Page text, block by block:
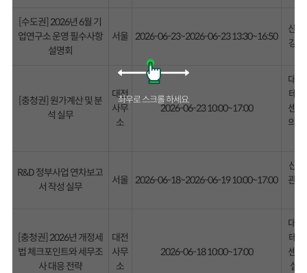
[수도권] 2026년 6월 기
업연구소 운영 필수사항
설명회
서울 2026-06-23~2026-06-23 13:30~16:50
산기
강
[충청권] 원가계산 및 분
석 실무
대전
사무
소
2026-06-23 10:00~17:00
대전
테
센터
의
R&D 정부사업 연차보고
서 작성 실무
서울 2026-06-18~2026-06-19 10:00~17:00
산
관
[충청권] 2026년 개정세
법 체크포인트와 세무조
사 대응 전략
대전
사무
소
2026-06-18 10:00~17:00
대전
테
센터
실